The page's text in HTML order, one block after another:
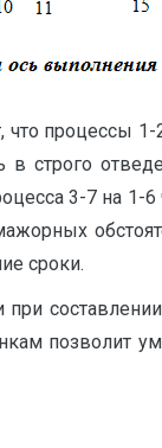
процессы
в строго
3-7 на 1-
сроки.
при
позволит